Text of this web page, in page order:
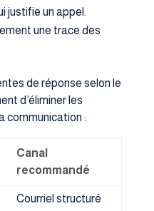
justifie un appel.
une trace des
de réponse selon le
d’éliminer les
communication :
Canal
recommandé
Courriel structuré